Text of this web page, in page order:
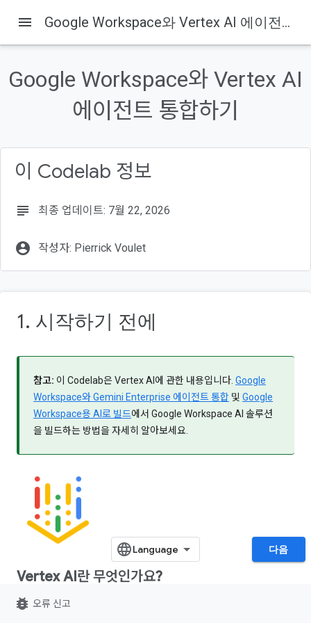
Vertex AI란 무엇인가요?
Google Workspace란 무엇인가요?
어떤 종류의 맞춤 통합인가요?
menu Google Workspace와 Vertex AI 에이전트 통합하기
Google Workspace와 Vertex AI
에이전트 통합하기
이 Codelab 정보
subject 최종 업데이트: 7월 22, 2026
account_circle 작성자: Pierrick Voulet
1. 시작하기 전에
참고: 이 Codelab은 Vertex AI에 관한 내용입니다. Google
Workspace와 Gemini Enterprise 에이전트 통합 및 Google
Workspace용 AI로 빌드에서 Google Workspace AI 솔루션
을 빌드하는 방법을 자세히 알아보세요.
Vertex AI란 무엇인가요?
Vertex AI는 엔터프라이즈급 AI 에이전트와 애플리케이션을 빌드, 배
다음
bug_report 오류 신고